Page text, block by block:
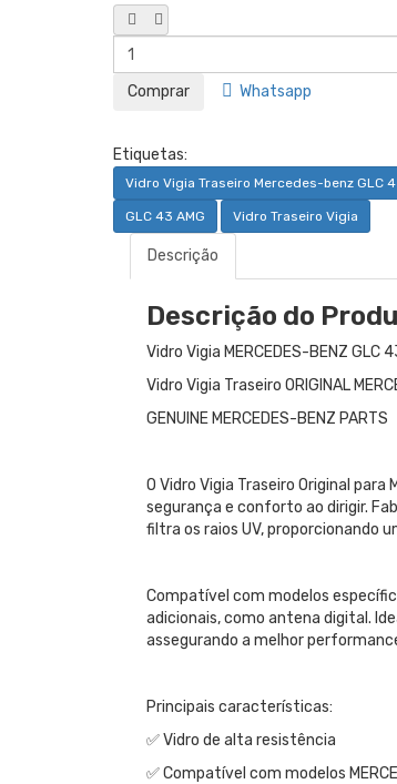
Whatsapp
Etiquetas:
Vidro Vigia Traseiro Mercedes-benz GLC
GLC 43 AMG Vidro Traseiro Vigia
Descrição
Descrição do
Vidro Vigia MERCEDES-BENZ
Vidro Vigia Traseiro ORIGINAL
GENUINE MERCEDES-BENZ PARTS
O Vidro Vigia Traseiro Original
segurança e conforto ao dirigir.
filtra os raios UV, proporcionando
Compatível com modelos
adicionais, como antena digital.
assegurando a melhor
Principais características:
✅ Vidro de alta resistência
✅ Compatível com modelos